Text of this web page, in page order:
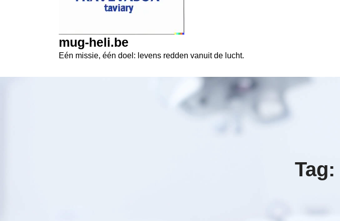
mug-heli.be
Eén missie, één doel: levens redden vanuit de lucht.
Tag: